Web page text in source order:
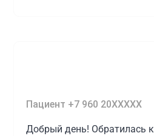
Пациент +7 960 20XXXXX
Добрый день! Обратилась